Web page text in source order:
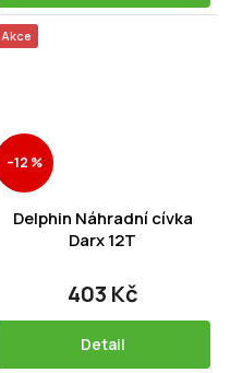
Akce
–12 %
Delphin Náhradní cívka
Darx 12T
403 Kč
Detail